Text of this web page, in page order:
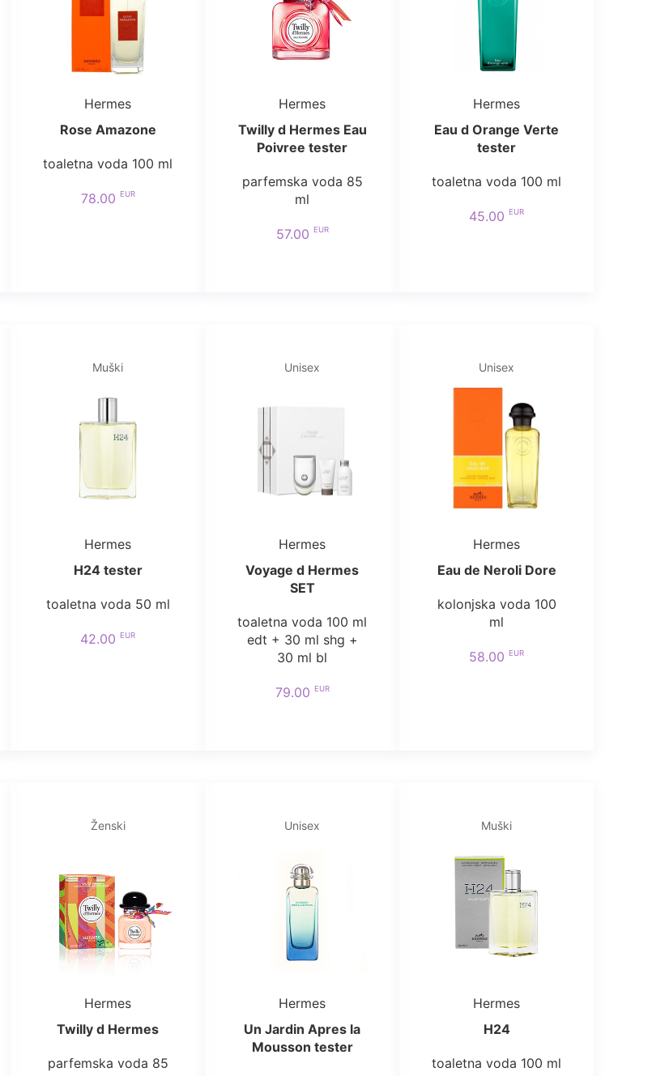
Hermes
Rose Amazone
toaletna voda 100 ml
78.00 EUR
Hermes
Twilly d Hermes Eau
Poivree tester
parfemska voda 85
ml
57.00 EUR
Hermes
Eau d Orange Verte
tester
toaletna voda 100 ml
45.00 EUR
Muški
Hermes
H24 tester
toaletna voda 50 ml
42.00 EUR
Unisex
Hermes
Voyage d Hermes
SET
toaletna voda 100 ml
edt + 30 ml shg +
30 ml bl
79.00 EUR
Unisex
Hermes
Eau de Neroli Dore
kolonjska voda 100
ml
58.00 EUR
Ženski
Hermes
Twilly d Hermes
parfemska voda 85
Unisex
Hermes
Un Jardin Apres la
Mousson tester
Muški
Hermes
H24
toaletna voda 100 ml